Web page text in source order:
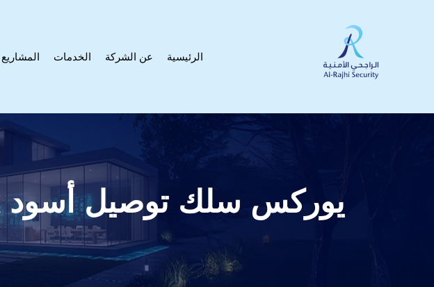
الرئيسية عن الشركة الخدمات المشاريع
يوركس سلك توصيل أسود IPX-201PR-2M Jack To Jack